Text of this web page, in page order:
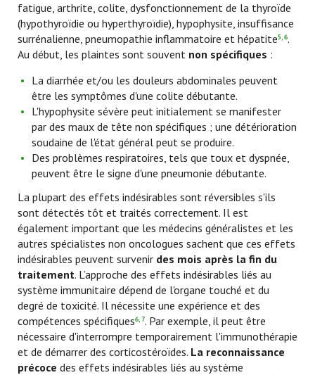
fatigue, arthrite, colite, dysfonctionnement de la thyroïde
(hypothyroïdie ou hyperthyroïdie), hypophysite, insuffisance
surrénalienne, pneumopathie inflammatoire et hépatite5, 6.
Au début, les plaintes sont souvent non spécifiques :
La diarrhée et/ou les douleurs abdominales peuvent
être les symptômes d'une colite débutante.
L'hypophysite sévère peut initialement se manifester
par des maux de tête non spécifiques ; une détérioration
soudaine de l'état général peut se produire.
Des problèmes respiratoires, tels que toux et dyspnée,
peuvent être le signe d'une pneumonie débutante.
La plupart des effets indésirables sont réversibles s'ils
sont détectés tôt et traités correctement. Il est
également important que les médecins généralistes et les
autres spécialistes non oncologues sachent que ces effets
indésirables peuvent survenir des mois après la fin du
traitement. L’approche des effets indésirables liés au
système immunitaire dépend de l'organe touché et du
degré de toxicité. Il nécessite une expérience et des
compétences spécifiques6, 7. Par exemple, il peut être
nécessaire d'interrompre temporairement l'immunothérapie
et de démarrer des corticostéroïdes. La reconnaissance
précoce des effets indésirables liés au système